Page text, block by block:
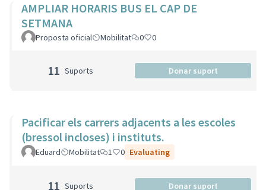
AMPLIAR HORARIS BUS EL CAP DE
SETMANA
Proposta oficial Mobilitat 0 0
11 Suports Donar suport
Pacificar els carrers adjacents a les escoles
(bressol incloses) i instituts.
Eduard Mobilitat 1 0 Evaluating
11 Suports Donar suport